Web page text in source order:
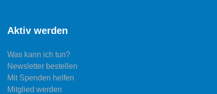
Aktiv werden
Was kann ich tun?
Newsletter bestellen
Mit Spenden helfen
Mitglied werden